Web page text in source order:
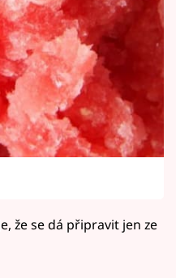
že se dá připravit jen ze